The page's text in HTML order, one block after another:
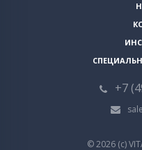
© 2026 (c)
+7